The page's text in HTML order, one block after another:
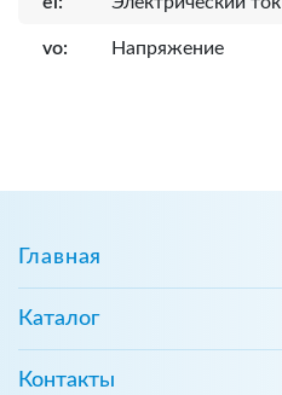
vo: Напряжение
Главная
Каталог
Контакты